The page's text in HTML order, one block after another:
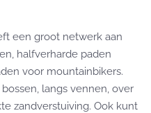
een groot netwerk aan
halfverharde paden
voor mountainbikers.
langs vennen, over
zandverstuiving. Ook kunt